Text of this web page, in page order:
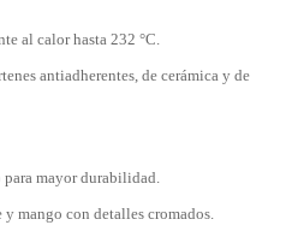
al calor hasta 232 °C.
antiadherentes, de cerámica y de
mayor durabilidad.
mango con detalles cromados.